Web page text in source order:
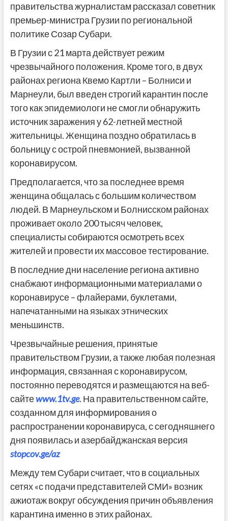
правительства журналистам рассказал советник
премьер-министра Грузии по региональной
политике Созар Субари.
В Грузии с 21 марта действует режим
чрезвычайного положения. Кроме того, в двух
районах региона Квемо Картли – Болниси и
Марнеули, был введен строгий карантин после
того как эпидемиологи не смогли обнаружить
источник заражения у 62-летней местной
жительницы. Женщина поздно обратилась в
больницу с острой пневмонией, вызванной
коронавирусом.
Предполагается, что за последнее время
женщина общалась с большим количеством
людей. В Марнеульском и Болнисском районах
проживает около 200 тысяч человек,
специалисты собираются осмотреть всех
жителей и провести их массовое тестирование.
В последние дни население региона активно
снабжают информационными материалами о
коронавирусе – флайерами, буклетами,
напечатанными на языках этнических
меньшинств.
Чрезвычайные решения, принятые
правительством Грузии, а также любая полезная
информация, связанная с коронавирусом,
постоянно переводятся и размещаются на веб-
сайтеwww.1tv.ge. На правительственном сайте,
созданном для информирования о
распространении коронавируса, с сегодняшнего
дня появилась и азербайджанская версия
stopcov.ge/az
Между тем Субари считает, что в социальных
сетях «с подачи представителей СМИ» возник
ажиотаж вокруг обсуждения причин объявления
карантина именно в этих районах.